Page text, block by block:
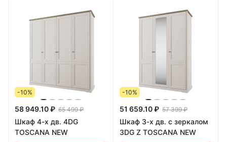
-10%
58 949.10 ₽ 65 499 ₽
Шкаф 4-х дв. 4DG
TOSCANA NEW
-10%
51 659.10 ₽ 57 399 ₽
Шкаф 3-х дв. с зеркалом
3DG Z TOSCANA NEW